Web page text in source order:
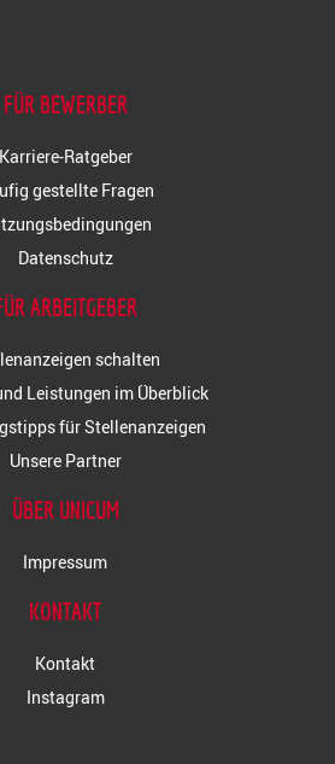
FÜR BEWERBER
Karriere-Ratgeber
gestellte Fragen
Datenschutz
ARBEITGEBER
schalten
Leistungen im Überblick
für Stellenanzeigen
Unsere Partner
ÜBER UNICUM
Impressum
KONTAKT
Kontakt
Instagram